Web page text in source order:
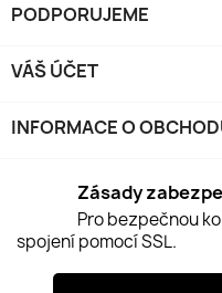
PODPORUJEME
VÁŠ ÚČET
INFORMACE O
Zásady
Pro bezpečnou
spojení pomocí SSL.